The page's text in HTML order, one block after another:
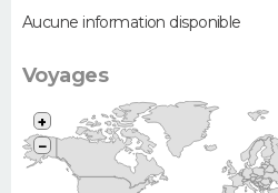
Aucune information disponible
Voyages
+
−